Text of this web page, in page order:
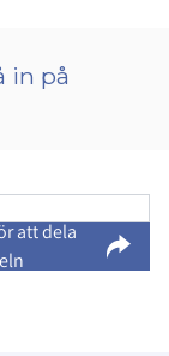
in på
att dela